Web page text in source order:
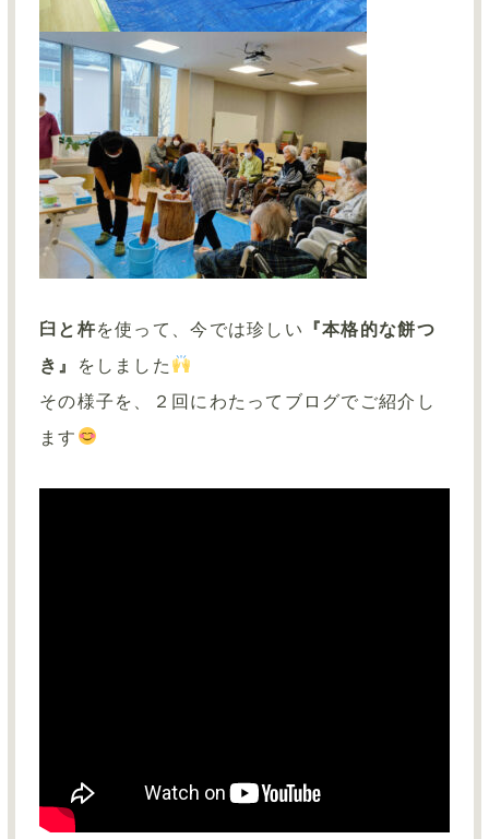
臼と杵を使って、今では珍しい
『本格的な餅つ
き』
をしました
その様子を、２回にわたってブログでご紹介し
ます